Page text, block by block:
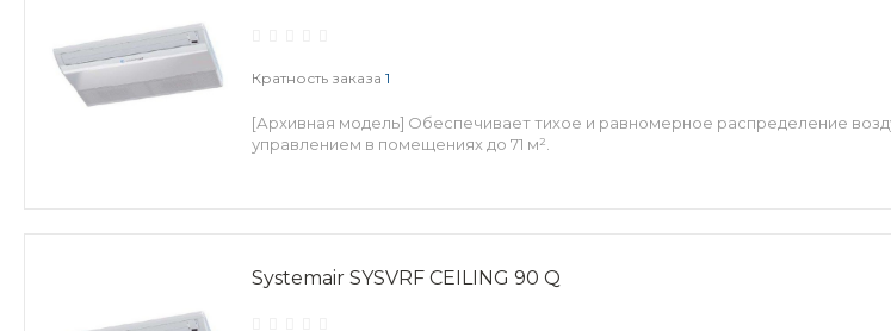
Кратность заказа 1
[Архивная модель] Обеспечивает тихое и равномерное распределение
управлением в помещениях до 71 м².
Systemair SYSVRF CEILING 90 Q